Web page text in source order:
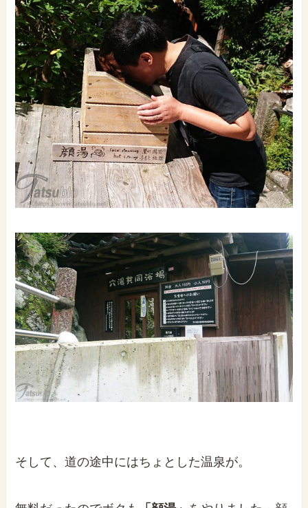
そして、道の途中にはちょとした温泉が。